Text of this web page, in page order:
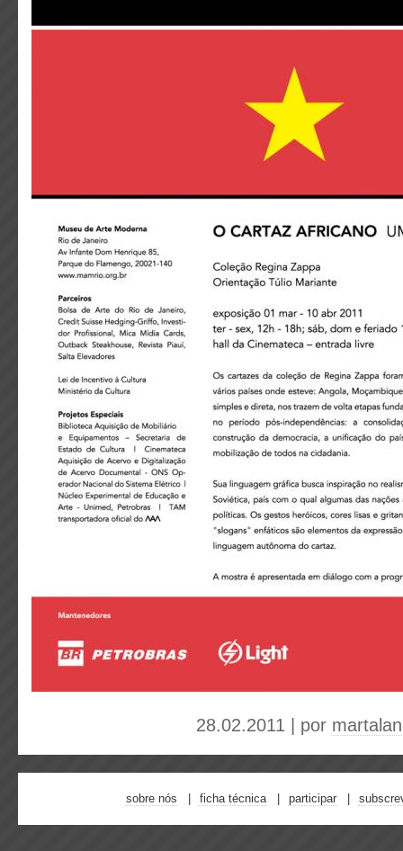
28.02.2011 | por
sobre nós ficha técnica participar